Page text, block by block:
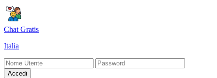
Chat Gratis
Italia
Accedi